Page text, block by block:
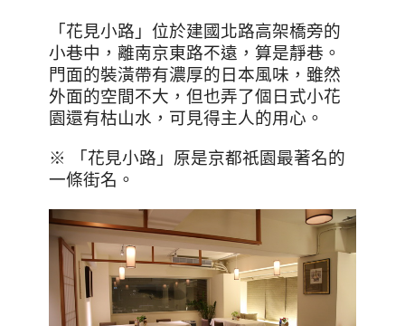
「花見小路」位於建國北路高架橋旁的
小巷中，離南京東路不遠，算是靜巷。
門面的裝潢帶有濃厚的日本風味，雖然
外面的空間不大，但也弄了個日式小花
園還有枯山水，可見得主人的用心。
※ 「花見小路」原是京都祇園最著名的
一條街名。